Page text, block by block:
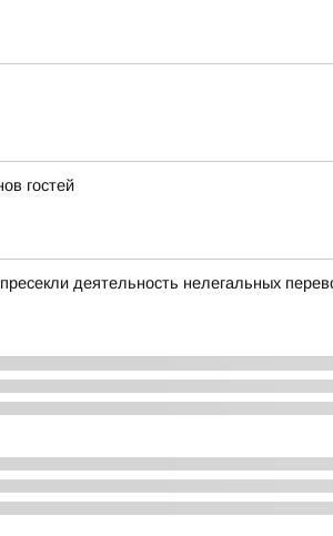
гостей
деятельность нелегальных